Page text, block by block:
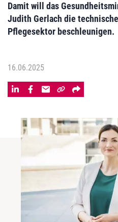
Damit will das
Judith Gerlach die
Pflegesektor beschleunigen.
16.06.2025